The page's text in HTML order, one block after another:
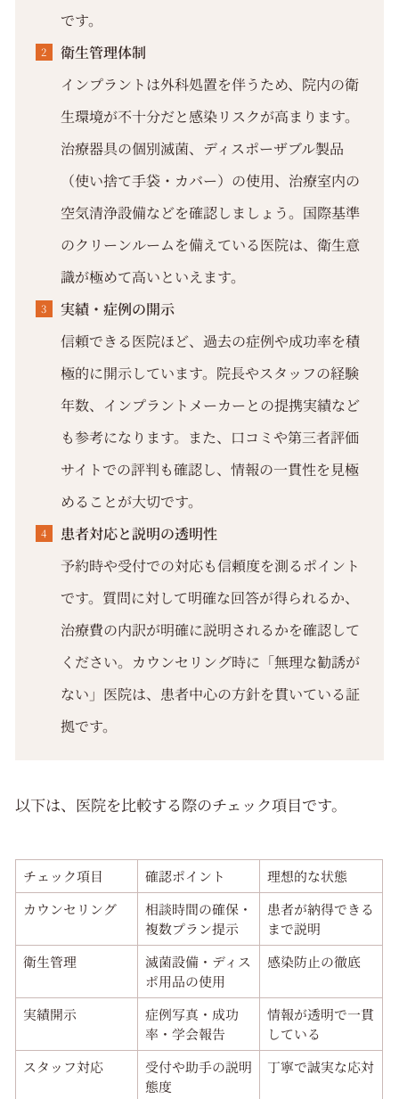
です。
衛生管理体制
インプラントは外科処置を伴うため、院内の衛
生環境が不十分だと感染リスクが高まります。
治療器具の個別滅菌、ディスポーザブル製品
（使い捨て手袋・カバー）の使用、治療室内の
空気清浄設備などを確認しましょう。国際基準
のクリーンルームを備えている医院は、衛生意
識が極めて高いといえます。
実績・症例の開示
信頼できる医院ほど、過去の症例や成功率を積
極的に開示しています。院長やスタッフの経験
年数、インプラントメーカーとの提携実績など
も参考になります。また、口コミや第三者評価
サイトでの評判も確認し、情報の一貫性を見極
めることが大切です。
患者対応と説明の透明性
予約時や受付での対応も信頼度を測るポイント
です。質問に対して明確な回答が得られるか、
治療費の内訳が明確に説明されるかを確認して
ください。カウンセリング時に「無理な勧誘が
ない」医院は、患者中心の方針を貫いている証
拠です。
以下は、医院を比較する際のチェック項目です。
チェック項目 確認ポイント
理想的な状態
カウンセリング
相談時間の確保・
複数プラン提示
患者が納得できる
まで説明
衛生管理
滅菌設備・ディス
ポ用品の使用
感染防止の徹底
実績開示
症例写真・成功
率・学会報告
情報が透明で一貫
している
スタッフ対応
受付や助手の説明
態度
丁寧で誠実な応対